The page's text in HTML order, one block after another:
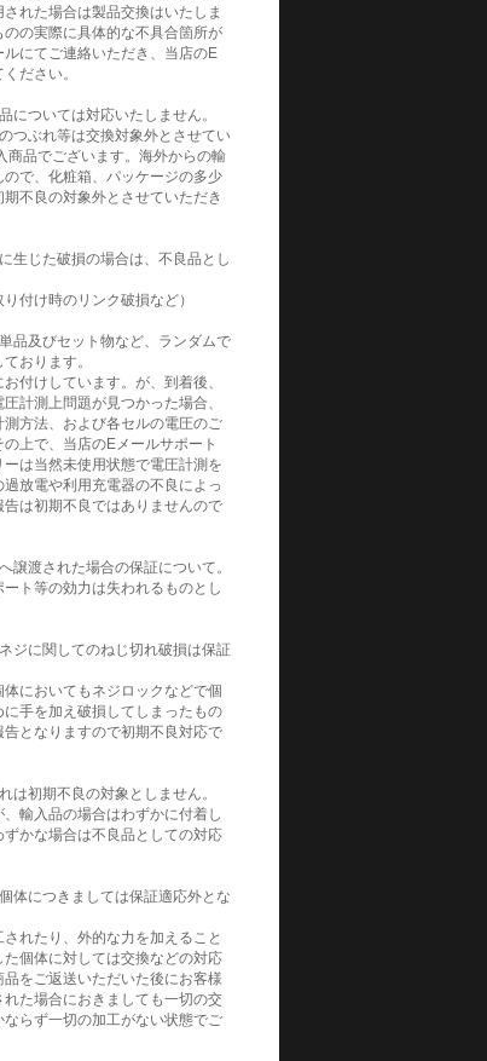
れた場合は製品交換はいたしま
の実際に具体的な不具合箇所が
にてご連絡いただき、当店のE
ださい。
については対応いたしません。
つぶれ等は交換対象外とさせてい
商品でございます。海外からの輸
で、化粧箱、パッケージの多少
不良の対象外とさせていただき
生じた破損の場合は、不良品とし
付け時のリンク破損など）
品及びセット物など、ランダムで
おります。
付けしています。が、到着後、
計測上問題が見つかった場合、
方法、および各セルの電圧のご
上で、当店のEメールサポート
は当然未使用状態で電圧計測を
放電や利用充電器の不良によっ
は初期不良ではありませんので
譲渡された場合の保証について。
ト等の効力は失われるものとし
ジに関してのねじ切れ破損は保証
においてもネジロックなどで個
手を加え破損してしまったもの
となりますので初期不良対応で
は初期不良の対象としません。
輸入品の場合はわずかに付着し
かな場合は不良品としての対応
体につきましては保証適応外とな
れたり、外的な力を加えること
個体に対しては交換などの対応
をご返送いただいた後にお客様
た場合におきましても一切の交
らず一切の加工がない状態でご